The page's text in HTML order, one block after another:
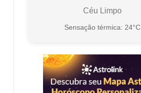
Céu Limpo
Sensação térmica: 24°C